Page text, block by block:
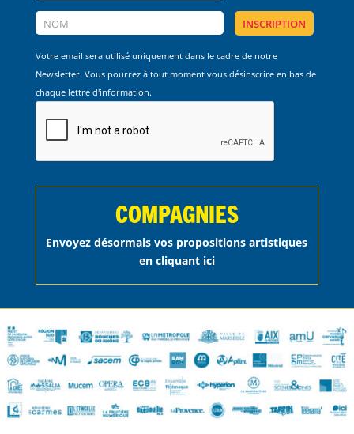
Votre email sera utilisé uniquement dans le cadre de notre
Newsletter. Vous pourrez à tout moment vous désinscrire en bas de
chaque lettre d'information.
COMPAGNIES
Envoyez désormais vos propositions artistiques
en cliquant ici